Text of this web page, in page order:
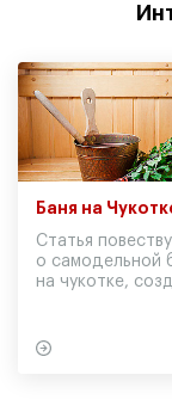
Баня на
Статья
о самодельной
на чукотке,